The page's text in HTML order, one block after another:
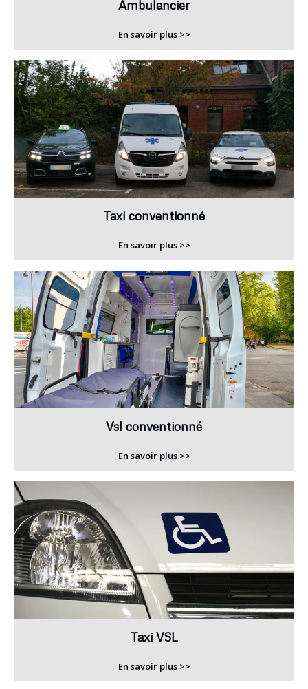
Ambulancier
En savoir plus >>
Taxi conventionné
En savoir plus >>
Vsl conventionné
En savoir plus >>
Taxi VSL
En savoir plus >>